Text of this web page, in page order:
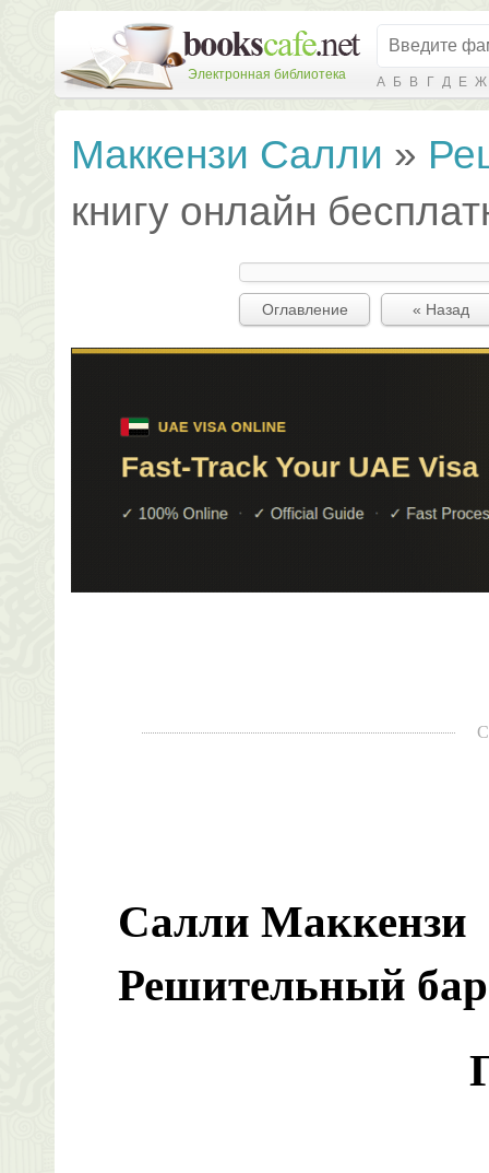
Электронная библиотека А Б В Г Д Е Ж
Маккензи Салли »
книгу онлайн
Оглавление « Назад
Салли Маккензи
Решительный